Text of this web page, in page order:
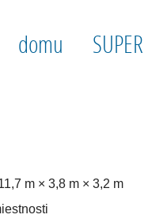
SUPER
m × 3,8 m × 3,2 m